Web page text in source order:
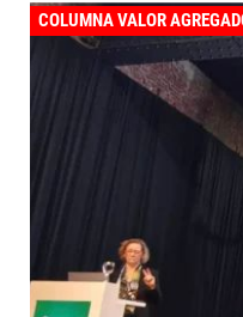
COLUMNA VALOR